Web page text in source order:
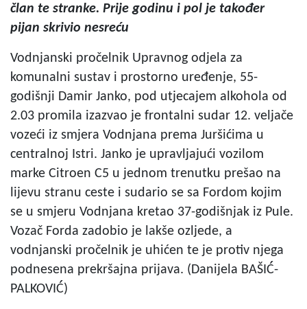
član te stranke. Prije godinu i pol je također
pijan skrivio nesreću
Vodnjanski pročelnik Upravnog odjela za
komunalni sustav i prostorno uređenje, 55-
godišnji Damir Janko, pod utjecajem alkohola od
2.03 promila izazvao je frontalni sudar 12. veljače
vozeći iz smjera Vodnjana prema Juršićima u
centralnoj Istri. Janko je upravljajući vozilom
marke Citroen C5 u jednom trenutku prešao na
lijevu stranu ceste i sudario se sa Fordom kojim
se u smjeru Vodnjana kretao 37-godišnjak iz Pule.
Vozač Forda zadobio je lakše ozljede, a
vodnjanski pročelnik je uhićen te je protiv njega
podnesena prekršajna prijava. (Danijela BAŠIĆ-
PALKOVIĆ)